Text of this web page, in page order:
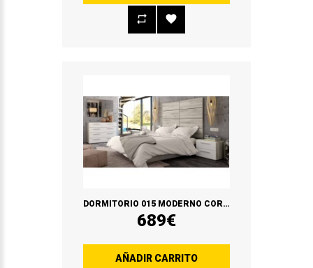
DORMITORIO 015 MODERNO CORAL/BLANCO SOUL
689€
AÑADIR CARRITO